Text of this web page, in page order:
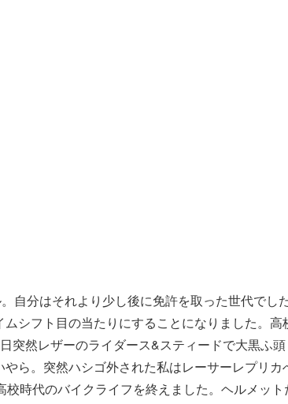
自分はそれより少し後に免許を取った世代でし
シフト目の当たりにすることになりました。高
突然レザーのライダース&スティードで大黒ふ頭
ら。突然ハシゴ外された私はレーサーレプリカ
時代のバイクライフを終えました。ヘルメット